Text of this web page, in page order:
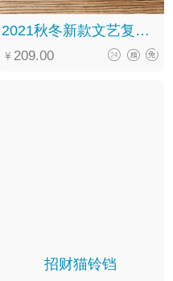
2021秋冬新款文艺复古手工真皮系带软底百搭褶皱马丁靴女
209.00
招财猫铃铛